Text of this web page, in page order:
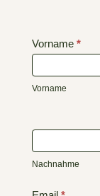
Vorname *
Vorname
Nachnahme